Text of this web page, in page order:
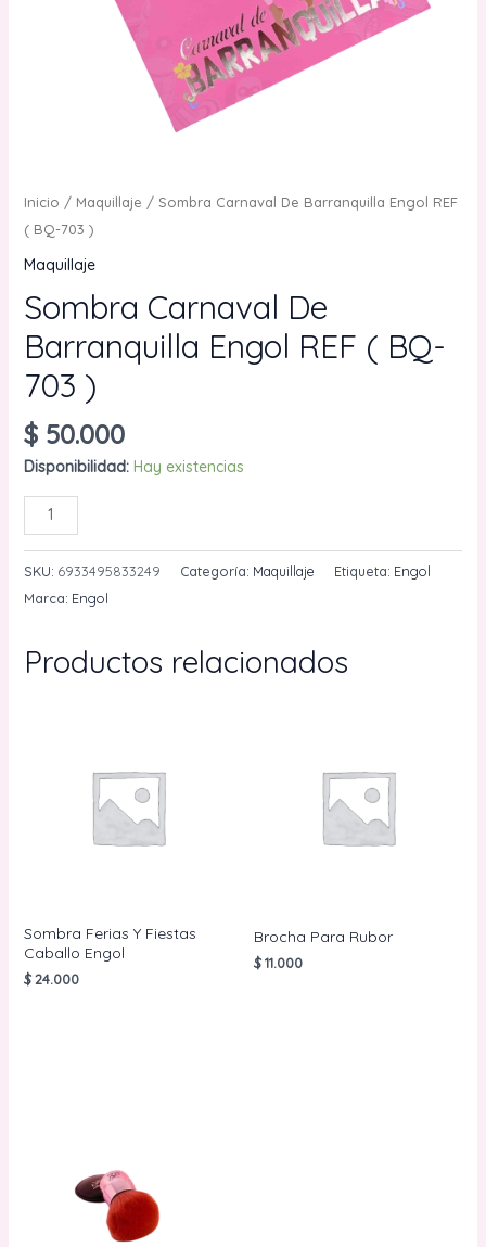
Inicio / Maquillaje / Sombra Carnaval De Barranquilla Engol REF
( BQ-703 )
Maquillaje
Sombra Carnaval De
Barranquilla Engol REF ( BQ-
703 )
$50.000
Disponibilidad: Hay existencias
Sombra
Carnaval
De
Barranquilla
(
SKU: 6933495833249 Categoría: Maquillaje Etiqueta: Engol
Marca: Engol
Productos relacionados
Sombra Ferias Y Fiestas
Caballo Engol
$24.000
Brocha Para Rubor
$11.000